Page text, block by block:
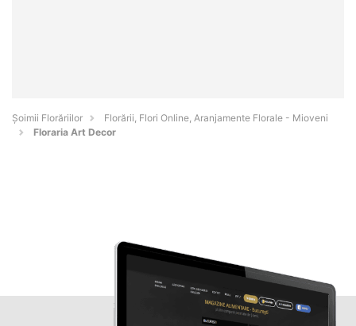
Șoimii Florăriilor
Florării, Flori Online, Aranjamente Florale - Mioveni
Floraria Art Decor